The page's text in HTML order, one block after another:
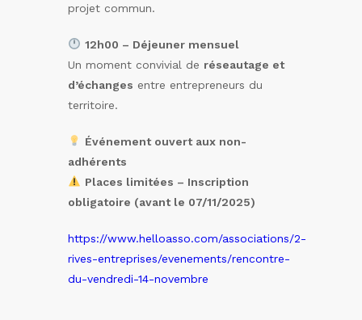
projet commun.
12h00 – Déjeuner mensuel
Un moment convivial de réseautage et
d’échanges entre entrepreneurs du
territoire.
Événement ouvert aux non-
adhérents
Places limitées – Inscription
obligatoire (avant le 07/11/2025)
https://www.helloasso.com/associations/2-
rives-entreprises/evenements/rencontre-
du-vendredi-14-novembre